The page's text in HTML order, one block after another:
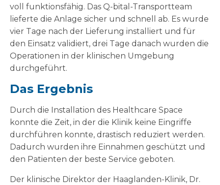
voll funktionsfähig. Das Q-bital-Transportteam
lieferte die Anlage sicher und schnell ab. Es wurde
vier Tage nach der Lieferung installiert und für
den Einsatz validiert, drei Tage danach wurden die
Operationen in der klinischen Umgebung
durchgeführt.
Das Ergebnis
Durch die Installation des Healthcare Space
konnte die Zeit, in der die Klinik keine Eingriffe
durchführen konnte, drastisch reduziert werden.
Dadurch wurden ihre Einnahmen geschützt und
den Patienten der beste Service geboten.
Der klinische Direktor der Haaglanden-Klinik, Dr.